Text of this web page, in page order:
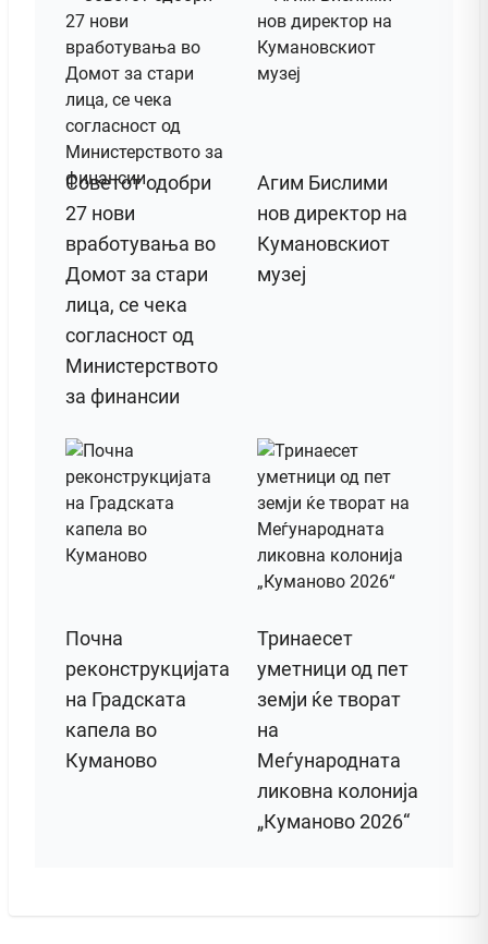
Советот одобри
27 нови
вработувања во
Домот за стари
лица, се чека
согласност од
Министерството
за финансии
Агим Бислими
нов директор на
Кумановскиот
музеј
Почна
реконструкцијата
на Градската
капела во
Куманово
Тринаесет
уметници од пет
земји ќе творат
на
Меѓународната
ликовна колонија
„Куманово 2026“